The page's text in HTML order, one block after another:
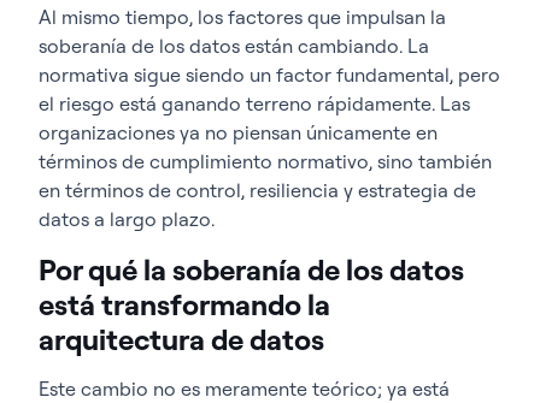
Al mismo tiempo, los factores que impulsan la
soberanía de los datos están cambiando. La
normativa sigue siendo un factor fundamental, pero
el riesgo está ganando terreno rápidamente. Las
organizaciones ya no piensan únicamente en
términos de cumplimiento normativo, sino también
en términos de control, resiliencia y estrategia de
datos a largo plazo.
Por qué la soberanía de los datos
está transformando la
arquitectura de datos
Este cambio no es meramente teórico; ya está